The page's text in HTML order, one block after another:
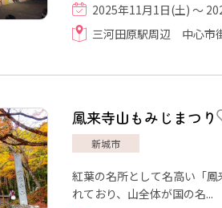
2025年11月1日(土) ～
三河田原駅周辺 中心市
鳳来寺山もみじまつり
新城市
紅葉の名所として名高い「
れており、山全体が国の名...